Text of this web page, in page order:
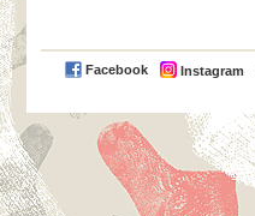
Facebook Instagram